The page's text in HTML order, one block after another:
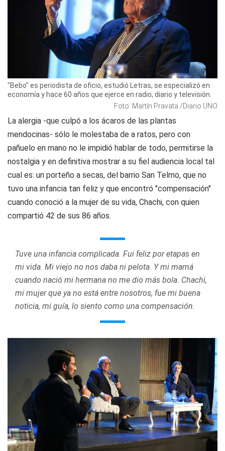
"Bebo" es periodista de oficio, estudió Letras, se especializó en
economía y hace 60 años que ejerce en radio, diario y televisión.
Foto: Martín Pravata /Diario UNO
La alergia -que culpó a los ácaros de las plantas
mendocinas- sólo le molestaba de a ratos, pero con
pañuelo en mano no le impidió hablar de todo, permitirse la
nostalgia y en definitiva mostrar a su fiel audiencia local tal
cual es: un porteño a secas, del barrio San Telmo, que no
tuvo una infancia tan feliz y que encontró "compensación"
cuando conoció a la mujer de su vida, Chachi, con quien
compartió 42 de sus 86 años.
Tuve una infancia complicada. Fui feliz por etapas en
mi vida. Mi viejo no nos daba ni pelota. Y mi mamá
cuando nació mi hermana no me dio más bola. Chachi,
mi mujer que ya no está entre nosotros, fue mi buena
noticia, mi guía, lo siento como una compensación.